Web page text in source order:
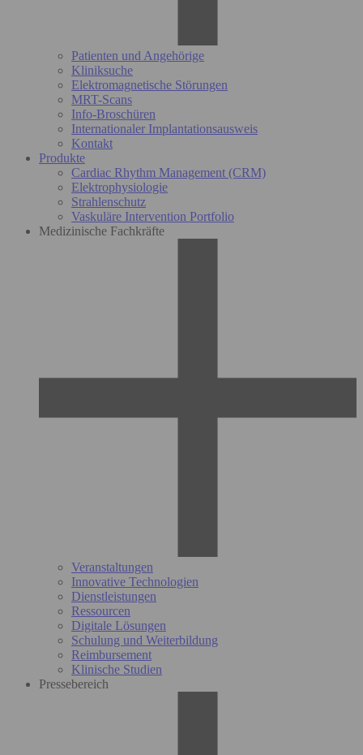
Patienten und Angehörige
Kliniksuche
Elektromagnetische Störungen
MRT-Scans
Info-Broschüren
Internationaler Implantationsausweis
Kontakt
Produkte
Cardiac Rhythm Management (CRM)
Elektrophysiologie
Strahlenschutz
Vaskuläre Intervention Portfolio
Medizinische Fachkräfte
Veranstaltungen
Innovative Technologien
Dienstleistungen
Ressourcen
Digitale Lösungen
Schulung und Weiterbildung
Reimbursement
Klinische Studien
Pressebereich